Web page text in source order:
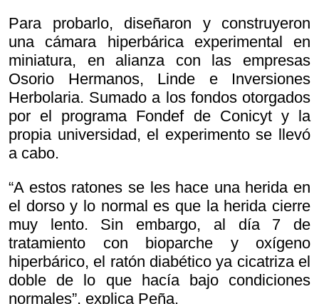
Para probarlo, diseñaron y construyeron
una cámara hiperbárica experimental en
miniatura, en alianza con las empresas
Osorio Hermanos, Linde e Inversiones
Herbolaria. Sumado a los fondos otorgados
por el programa Fondef de Conicyt y la
propia universidad, el experimento se llevó
a cabo.
“A estos ratones se les hace una herida en
el dorso y lo normal es que la herida cierre
muy lento. Sin embargo, al día 7 de
tratamiento con bioparche y oxígeno
hiperbárico, el ratón diabético ya cicatriza el
doble de lo que hacía bajo condiciones
normales”, explica Peña.